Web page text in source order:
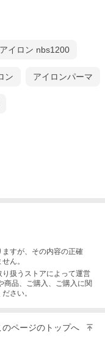
イロン nbs1200
ン アイロンパーマ
ますが、その内容の正確
ん。
り扱うストアによって運営
商品、ご購入 、ご購入に関
さい。
のページのトップへ